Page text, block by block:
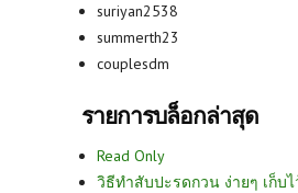
suriyan2538
summerth23
couplesdm
รายการบล็อกล่าสุด
Read Only
วิธีทำสับปะรดกวน ง่ายๆ เก็บ